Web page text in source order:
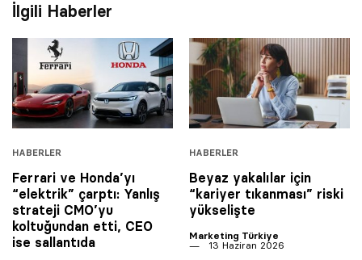
İlgili Haberler
HABERLER
Ferrari ve Honda’yı
“elektrik” çarptı: Yanlış
strateji CMO’yu
koltuğundan etti, CEO
ise sallantıda
HABERLER
Beyaz yakalılar için
“kariyer tıkanması” riski
yükselişte
Marketing Türkiye
13 Haziran 2026